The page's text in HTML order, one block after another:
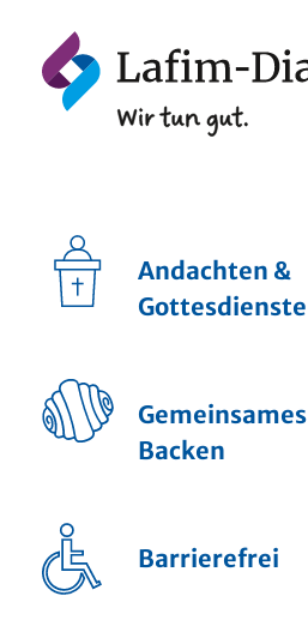
Andachten &
Gottesdienste
Gemeinsames
Backen
Barrierefrei